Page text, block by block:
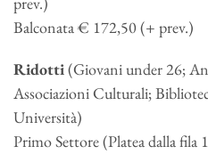
Balconata € 172,50 (+ prev.)
Ridotti(Giovani under 26;
Associazioni Culturali;
Università)
Primo Settore (Platea dalla